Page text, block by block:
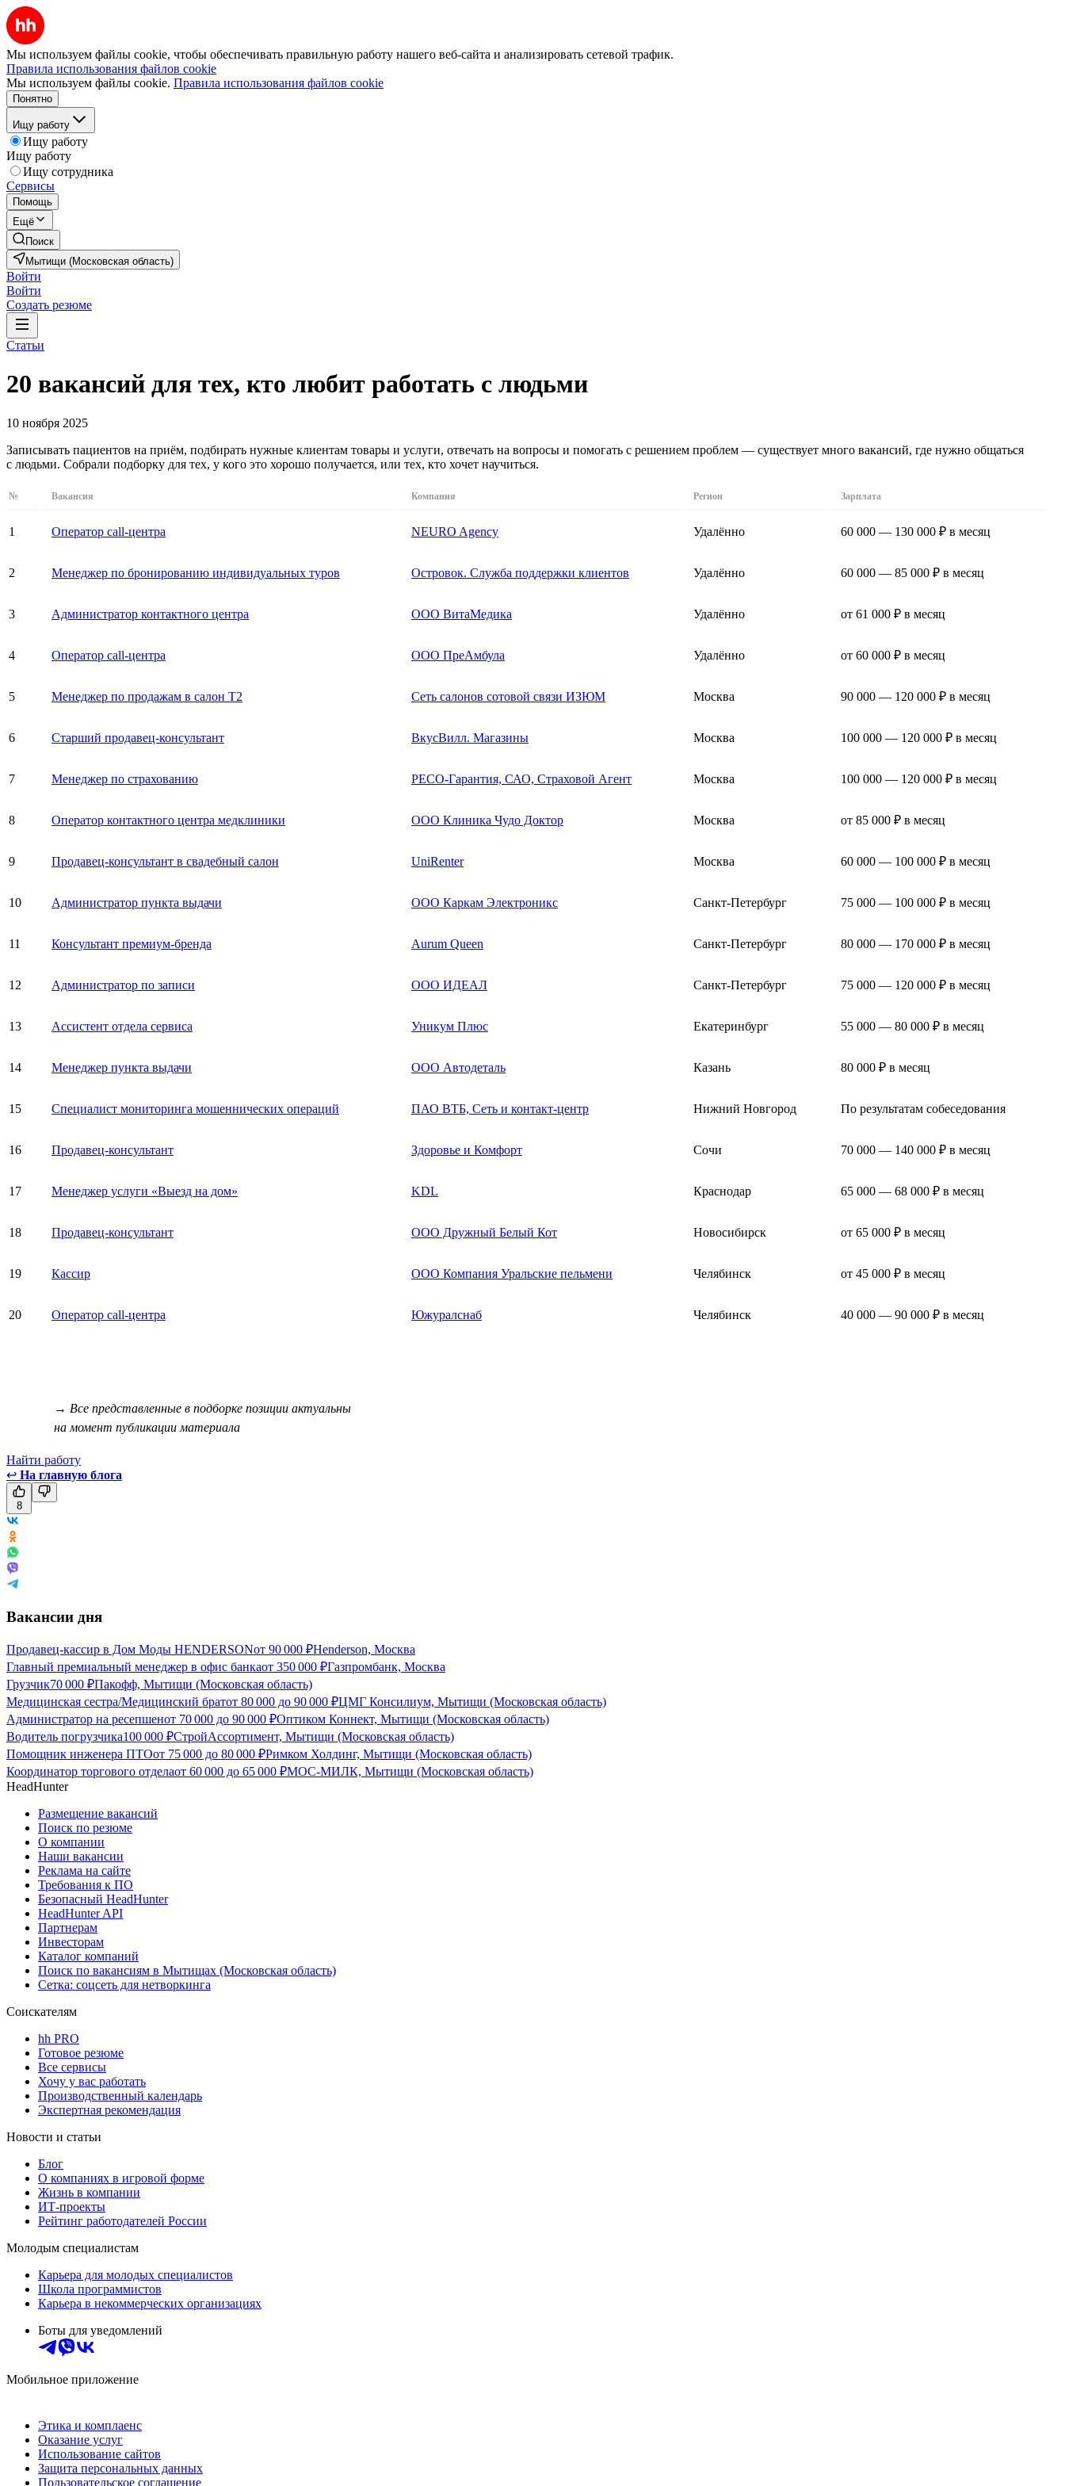
Мы используем файлы cookie, чтобы обеспечивать правильную работу нашего веб-сайта и анализировать сетевой трафик.
Правила использования файлов cookie
Мы используем файлы cookie. Правила использования файлов cookie
Понятно
Ищу работу
Ищу работу
Ищу работу
Ищу сотрудника
Сервисы
Помощь
Ещё
Поиск
Мытищи (Московская область)
Войти
Войти
Создать резюме
Статьи
20 вакансий для тех, кто любит работать с людьми
10 ноября 2025
Записывать пациентов на приём, подбирать нужные клиентам товары и услуги, отвечать на вопросы и помогать с решением проблем — существует много вакансий, где нужно общаться
с людьми. Собрали подборку для тех, у кого это хорошо получается, или тех, кто хочет научиться.
№ Вакансия Компания Регион Зарплата
1 Оператор call-центра NEURO Agency Удалённо 60 000 — 130 000 ₽ в месяц
2 Менеджер по бронированию индивидуальных туров Островок. Служба поддержки клиентов Удалённо 60 000 — 85 000 ₽ в месяц
3 Администратор контактного центра ООО ВитаМедика Удалённо от 61 000 ₽ в месяц
4 Оператор call-центра ООО ПреАмбула Удалённо от 60 000 ₽ в месяц
5 Менеджер по продажам в салон T2 Сеть салонов сотовой связи ИЗЮМ Москва 90 000 — 120 000 ₽ в месяц
6 Старший продавец-консультант ВкусВилл. Магазины Москва 100 000 — 120 000 ₽ в месяц
7 Менеджер по страхованию РЕСО-Гарантия, САО, Страховой Агент Москва 100 000 — 120 000 ₽ в месяц
8 Оператор контактного центра медклиники ООО Клиника Чудо Доктор Москва от 85 000 ₽ в месяц
9 Продавец-консультант в свадебный салон UniRenter Москва 60 000 — 100 000 ₽ в месяц
10 Администратор пункта выдачи ООО Каркам Электроникс Санкт-Петербург 75 000 — 100 000 ₽ в месяц
11 Консультант премиум-бренда Aurum Queen Санкт-Петербург 80 000 — 170 000 ₽ в месяц
12 Администратор по записи ООО ИДЕАЛ Санкт-Петербург 75 000 — 120 000 ₽ в месяц
13 Ассистент отдела сервиса Уникум Плюс Екатеринбург 55 000 — 80 000 ₽ в месяц
14 Менеджер пункта выдачи ООО Автодеталь Казань 80 000 ₽ в месяц
15 Специалист мониторинга мошеннических операций ПАО ВТБ, Сеть и контакт-центр Нижний Новгород По результатам собеседования
16 Продавец-консультант Здоровье и Комфорт Сочи 70 000 — 140 000 ₽ в месяц
17 Менеджер услуги «Выезд на дом» KDL Краснодар 65 000 — 68 000 ₽ в месяц
18 Продавец-консультант ООО Дружный Белый Кот Новосибирск от 65 000 ₽ в месяц
19 Кассир ООО Компания Уральские пельмени Челябинск от 45 000 ₽ в месяц
20 Оператор call-центра Южуралснаб Челябинск 40 000 — 90 000 ₽ в месяц
→ Все представленные в подборке позиции актуальны
на момент публикации материала
Найти работу
↩ На главную блога
8
Вакансии дня
Продавец-кассир в Дом Моды HENDERSONот 90 000 ₽Henderson, Москва
Главный премиальный менеджер в офис банкаот 350 000 ₽Газпромбанк, Москва
Грузчик70 000 ₽Пакофф, Мытищи (Московская область)
Медицинская сестра/Медицинский братот 80 000 до 90 000 ₽ЦМГ Консилиум, Мытищи (Московская область)
Администратор на ресепшенот 70 000 до 90 000 ₽Оптиком Коннект, Мытищи (Московская область)
Водитель погрузчика100 000 ₽СтройАссортимент, Мытищи (Московская область)
Помощник инженера ПТОот 75 000 до 80 000 ₽Римком Холдинг, Мытищи (Московская область)
Координатор торгового отделаот 60 000 до 65 000 ₽МОС-МИЛК, Мытищи (Московская область)
HeadHunter
Размещение вакансий
Поиск по резюме
О компании
Наши вакансии
Реклама на сайте
Требования к ПО
Безопасный HeadHunter
HeadHunter API
Партнерам
Инвесторам
Каталог компаний
Поиск по вакансиям в Мытищах (Московская область)
Сетка: соцсеть для нетворкинга
Соискателям
hh PRO
Готовое резюме
Все сервисы
Хочу у вас работать
Производственный календарь
Экспертная рекомендация
Новости и статьи
Блог
О компаниях в игровой форме
Жизнь в компании
ИТ-проекты
Рейтинг работодателей России
Молодым специалистам
Карьера для молодых специалистов
Школа программистов
Карьера в некоммерческих организациях
Боты для уведомлений
Мобильное приложение
Этика и комплаенс
Оказание услуг
Использование сайтов
Защита персональных данных
Пользовательское соглашение